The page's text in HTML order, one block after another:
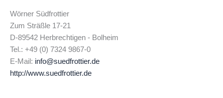
Wörner Südfrottier
Zum Sträßle 17-21
D-89542 Herbrechtigen - Bolheim
Tel.: +49 (0) 7324 9867-0
E-Mail: info@suedfrottier.de
http://www.suedfrottier.de